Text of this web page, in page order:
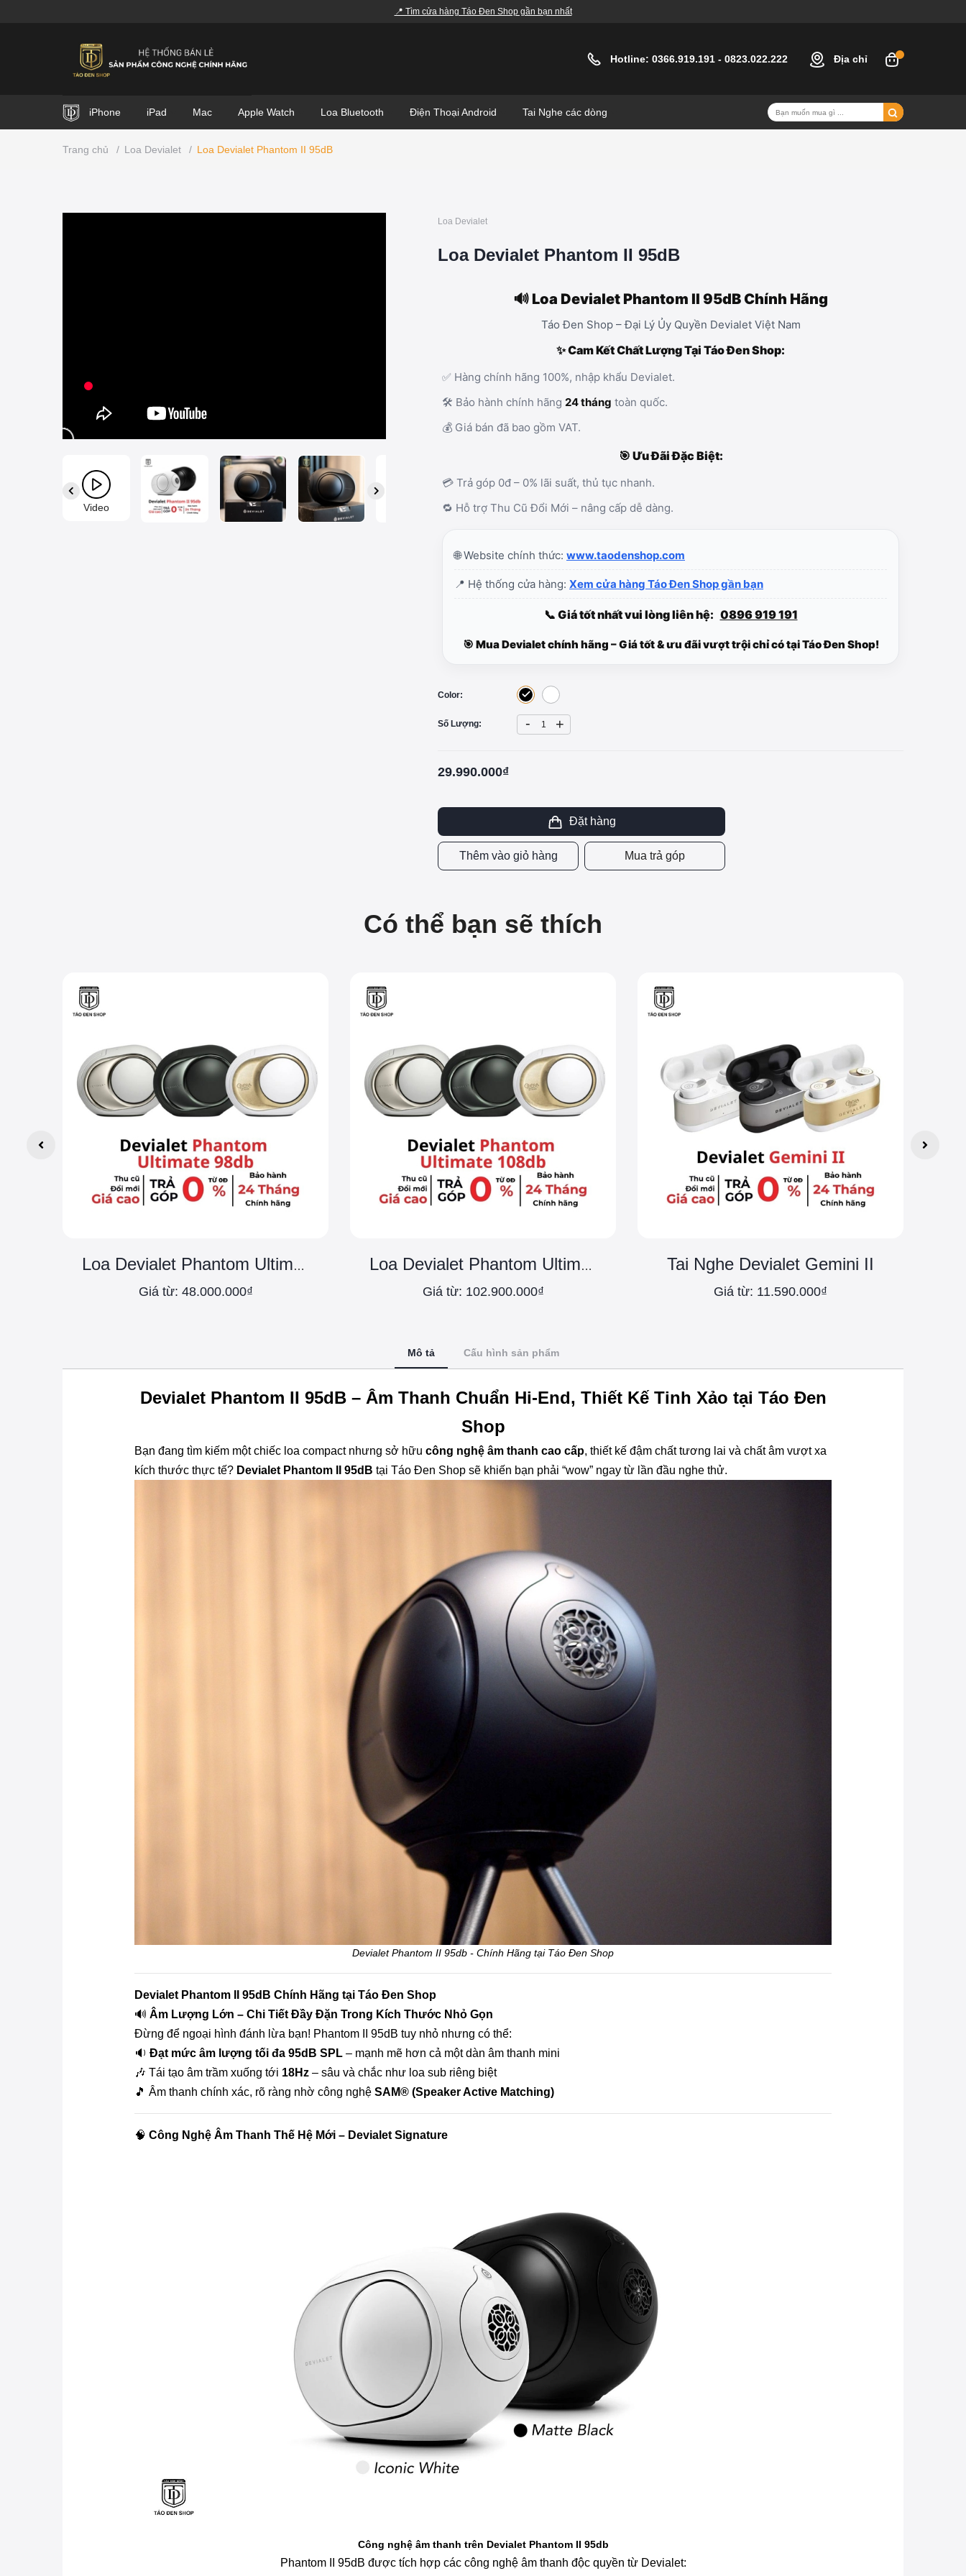
📍 Tìm cửa hàng Táo Đen Shop gần bạn nhất
Hotline: 0366.919.191 - 0823.022.222 Địa chỉ
iPhone iPad Mac Apple Watch Loa Bluetooth Điện Thoại Android Tai Nghe các dòng
Trang chủ / Loa Devialet / Loa Devialet Phantom II 95dB
Video
Loa Devialet
Loa Devialet Phantom II 95dB
🔊 Loa Devialet Phantom II 95dB Chính Hãng
Táo Đen Shop – Đại Lý Ủy Quyền Devialet Việt Nam
✨ Cam Kết Chất Lượng Tại Táo Đen Shop:
✅ Hàng chính hãng 100%, nhập khẩu Devialet.
🛠️ Bảo hành chính hãng 24 tháng toàn quốc.
💰 Giá bán đã bao gồm VAT.
🎯 Ưu Đãi Đặc Biệt:
💳 Trả góp 0đ – 0% lãi suất, thủ tục nhanh.
🔁 Hỗ trợ Thu Cũ Đổi Mới – nâng cấp dễ dàng.
🌐 Website chính thức: www.taodenshop.com
📍 Hệ thống cửa hàng: Xem cửa hàng Táo Đen Shop gần bạn
📞 Giá tốt nhất vui lòng liên hệ: 0896 919 191
🎯 Mua Devialet chính hãng – Giá tốt & ưu đãi vượt trội chỉ có tại Táo Đen Shop!
Color:
Số Lượng: - +
29.990.000₫
Đặt hàng
Thêm vào giỏ hàng Mua trả góp
Có thể bạn sẽ thích
Loa Devialet Phantom Ultimate 98db
Giá từ: 48.000.000₫
Loa Devialet Phantom Ultimate 108db
Giá từ: 102.900.000₫
Tai Nghe Devialet Gemini II
Giá từ: 11.590.000₫
Mô tả Cấu hình sản phẩm
Devialet Phantom II 95dB – Âm Thanh Chuẩn Hi-End, Thiết Kế Tinh Xảo tại Táo Đen
Shop
Bạn đang tìm kiếm một chiếc loa compact nhưng sở hữu công nghệ âm thanh cao cấp, thiết kế đậm chất tương lai và chất âm vượt xa
kích thước thực tế? Devialet Phantom II 95dB tại Táo Đen Shop sẽ khiến bạn phải “wow” ngay từ lần đầu nghe thử.
Devialet Phantom II 95db - Chính Hãng tại Táo Đen Shop
Devialet Phantom II 95dB Chính Hãng tại Táo Đen Shop
🔊 Âm Lượng Lớn – Chi Tiết Đầy Đặn Trong Kích Thước Nhỏ Gọn
Đừng để ngoại hình đánh lừa bạn! Phantom II 95dB tuy nhỏ nhưng có thể:
🔉 Đạt mức âm lượng tối đa 95dB SPL – mạnh mẽ hơn cả một dàn âm thanh mini
🎶 Tái tạo âm trầm xuống tới 18Hz – sâu và chắc như loa sub riêng biệt
🎵 Âm thanh chính xác, rõ ràng nhờ công nghệ SAM® (Speaker Active Matching)
🧠 Công Nghệ Âm Thanh Thế Hệ Mới – Devialet Signature
Công nghệ âm thanh trên Devialet Phantom II 95db
Phantom II 95dB được tích hợp các công nghệ âm thanh độc quyền từ Devialet: